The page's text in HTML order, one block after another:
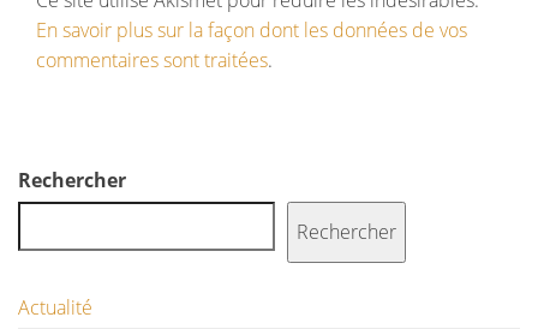
En savoir plus sur la façon dont les données de vos
commentaires sont traitées.
Rechercher
Rechercher
Actualité